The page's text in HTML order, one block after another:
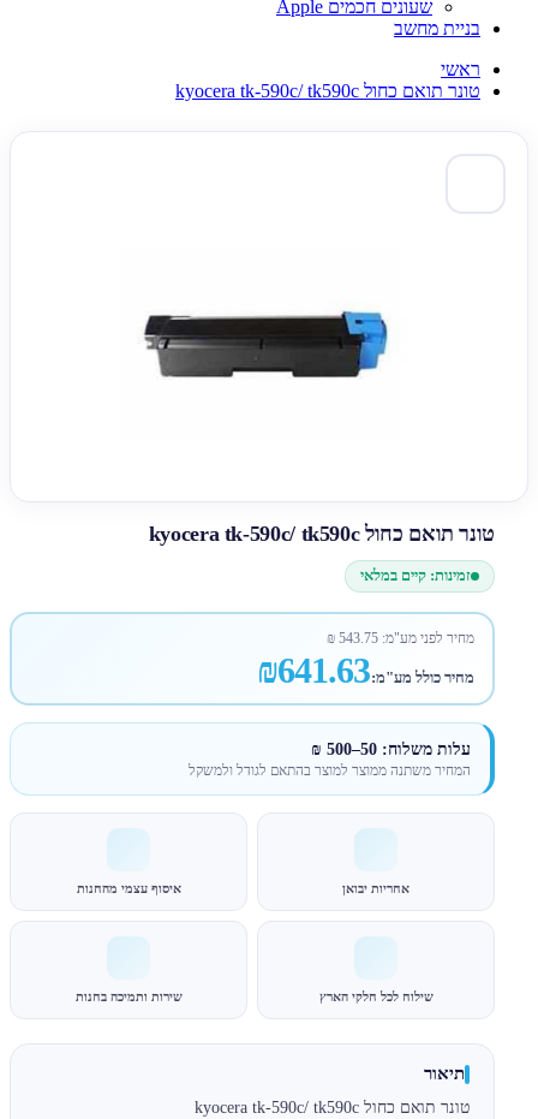
שעונים חכמים Apple
בניית מחשב
ראשי
טונר תואם כחול kyocera tk-590c/ tk590c
טונר תואם כחול kyocera tk-590c/ tk590c
זמינות: קיים במלאי
מחיר לפני מע"מ:543.75
₪
מחיר כולל מע"מ:₪641.63
עלות משלוח: 50–500 ₪
המחיר משתנה ממוצר למוצר בהתאם לגודל ולמשקל
אחריות יבואן איסוף עצמי מהחנות
שילוח לכל חלקי הארץ שירות ותמיכה בחנות
תיאור
טונר תואם כחול kyocera tk-590c/ tk590c